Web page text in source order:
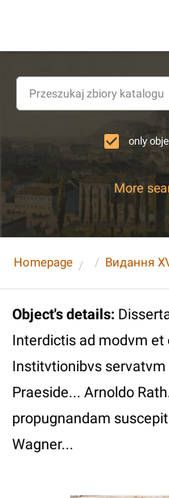
only
More
Homepage Видання
Object's details:
Interdictis ad modvm et
Institvtionibvs
Praeside... Arnoldo
propugnandam
Wagner...